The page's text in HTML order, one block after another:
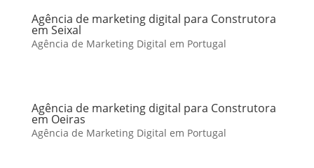
Agência de marketing digital para Construtora
em Seixal
Agência de Marketing Digital em Portugal
Agência de marketing digital para Construtora
em Oeiras
Agência de Marketing Digital em Portugal